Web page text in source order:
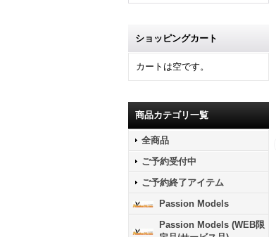
ショッピングカート
カートは空です。
商品カテゴリ一覧
全商品
ご予約受付中
ご予約終了アイテム
Passion Models
Passion Models (WEB限